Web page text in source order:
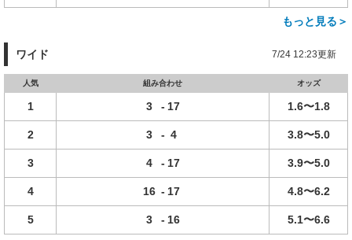
もっと見る＞
ワイド 7/24 12:23更新
人気 組み合わせ オッズ
1 3 - 17 1.6〜1.8
2 3 - 4 3.8〜5.0
3 4 - 17 3.9〜5.0
4 16 - 17 4.8〜6.2
5 3 - 16 5.1〜6.6